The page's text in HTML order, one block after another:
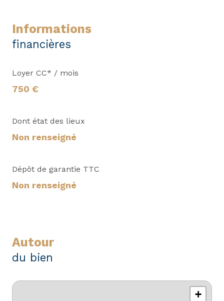
informations
financières
Loyer CC* / mois
750 €
Dont état des lieux
Non renseigné
Dépôt de garantie TTC
Non renseigné
autour
du bien
+